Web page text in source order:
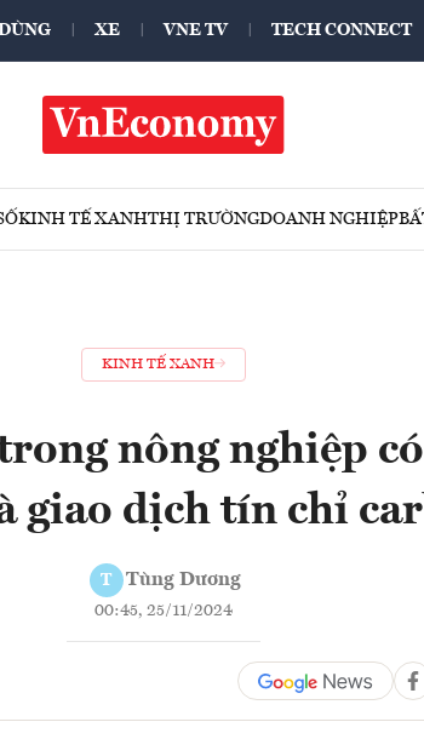
XE VNE TV TECH CONNECT
KINH TẾ XANHTHỊ TRƯỜNGDOANH NGHIỆP
KINH TẾ XANH
nông nghiệp
giao dịch tín chỉ
T Tùng Dương
00:45, 25/11/2024